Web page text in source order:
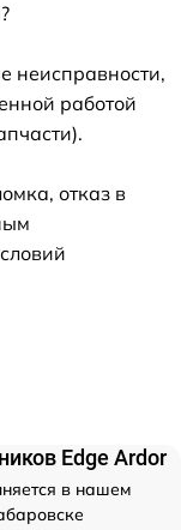
неисправности,
работой
отказ в
Edge Ardor
в нашем